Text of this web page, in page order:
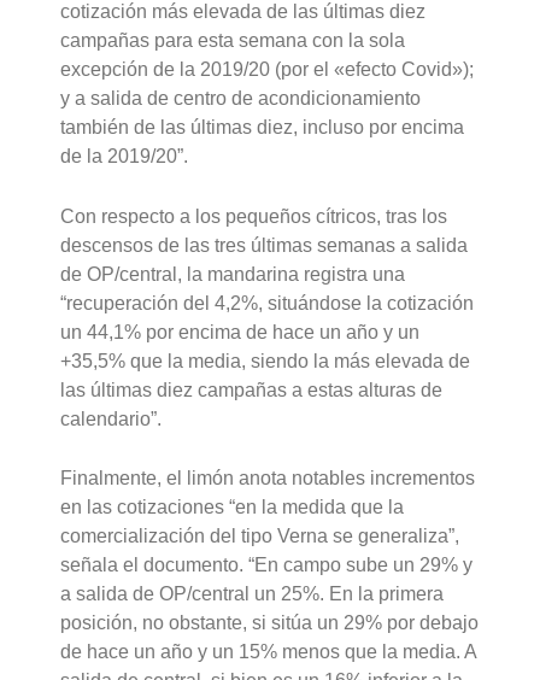
cotización más elevada de las últimas diez
campañas para esta semana con la sola
excepción de la 2019/20 (por el «efecto Covid»);
y a salida de centro de acondicionamiento
también de las últimas diez, incluso por encima
de la 2019/20”.
Con respecto a los pequeños cítricos, tras los
descensos de las tres últimas semanas a salida
de OP/central, la mandarina registra una
“recuperación del 4,2%, situándose la cotización
un 44,1% por encima de hace un año y un
+35,5% que la media, siendo la más elevada de
las últimas diez campañas a estas alturas de
calendario”.
Finalmente, el limón anota notables incrementos
en las cotizaciones “en la medida que la
comercialización del tipo Verna se generaliza”,
señala el documento. “En campo sube un 29% y
a salida de OP/central un 25%. En la primera
posición, no obstante, si sitúa un 29% por debajo
de hace un año y un 15% menos que la media. A